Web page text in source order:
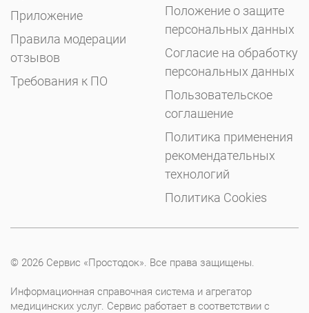
Приложение
Правила модерации
отзывов
Требования к ПО
Положение о защите
персональных данных
Согласие на обработку
персональных данных
Пользовательское
соглашение
Политика применения
рекомендательных
технологий
Политика Cookies
© 2026 Сервис «Простодок». Все права защищены.
Информационная справочная система и агрегатор
медицинских услуг. Сервис работает в соответствии с